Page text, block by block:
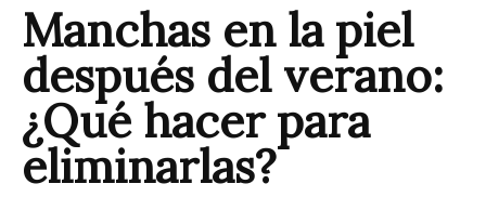
Manchas en la piel
después del verano:
¿Qué hacer para
eliminarlas?